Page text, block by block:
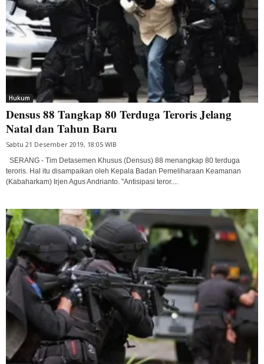
Hukum
Densus 88 Tangkap 80 Terduga Teroris Jelang
Natal dan Tahun Baru
Sabtu 21 Desember 2019, 18:05 WIB
SERANG - Tim Detasemen Khusus (Densus) 88 menangkap 80 terduga
teroris. Hal itu disampaikan oleh Kepala Badan Pemeliharaan Keamanan
(Kabaharkam) Irjen Agus Andrianto. "Antisipasi teror....